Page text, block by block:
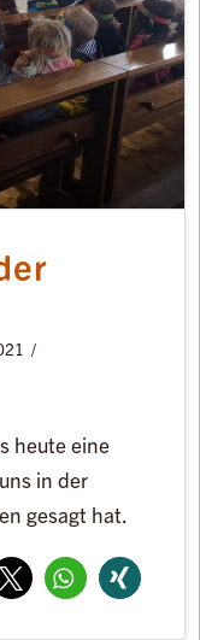
heute eine
in der
gesagt hat.